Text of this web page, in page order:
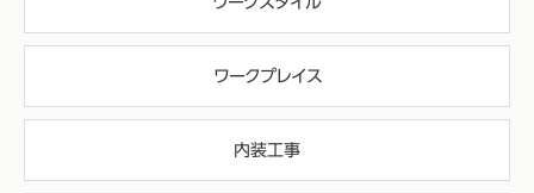
ワークプレイス
内装工事